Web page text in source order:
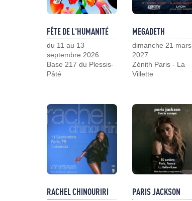
FÊTE DE L'HUMANITÉ
du 11 au 13
septembre 2026
Base 217 du Plessis-
Pâté
MEGADETH
dimanche 21 mars
2027
Zénith Paris - La
Villette
RACHEL CHINOURIRI PARIS JACKSON